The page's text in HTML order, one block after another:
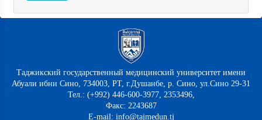
Таджикский государственный медицинский университет имени
Абуали ибни Сино, 734003, РТ, г.Душанбе, р. Сино, ул.Сино 29-31
Тел.: (+992) 446-600-3977, 2353496,
Факс: 2243687
E-mail: info@tajmedun.tj